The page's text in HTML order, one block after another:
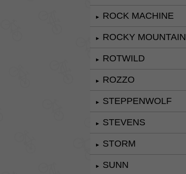
► ROCK MACHINE
► ROCKY MOUNTAIN
► ROTWILD
► ROZZO
► STEPPENWOLF
► STEVENS
► STORM
► SUNN